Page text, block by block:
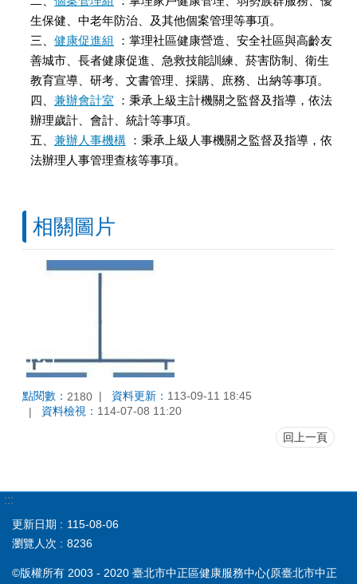
生保健、中老年防治、及其他個案管理等事項。
三、 健康促進組
：掌理社區健康營造、安全社區與高齡友
善城市、長者健康促進、急救技能訓練、菸害防制、衛生
教育宣導、研考、文書管理、採購、庶務、出納等事項。
四、 兼辦會計室 ：秉承上級主計機關之監督及指導，依法
辦理歲計、會計、統計等事項。
五、 兼辦人事機構 ：秉承上級人事機關之監督及指導，依
法辦理人事管理查核等事項。
相關圖片
點閱數： 2180 資料更新： 113-09-11 18:45
資料檢視： 114-07-08 11:20
回上一頁
:::
更新日期
115-08-06
瀏覽人次
8236
©版權所有 2003 - 2020 臺北市中正區健康服務中心(原臺北市中正